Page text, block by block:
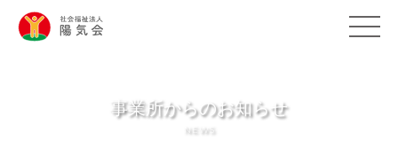
事業所からのお知らせ
NEWS